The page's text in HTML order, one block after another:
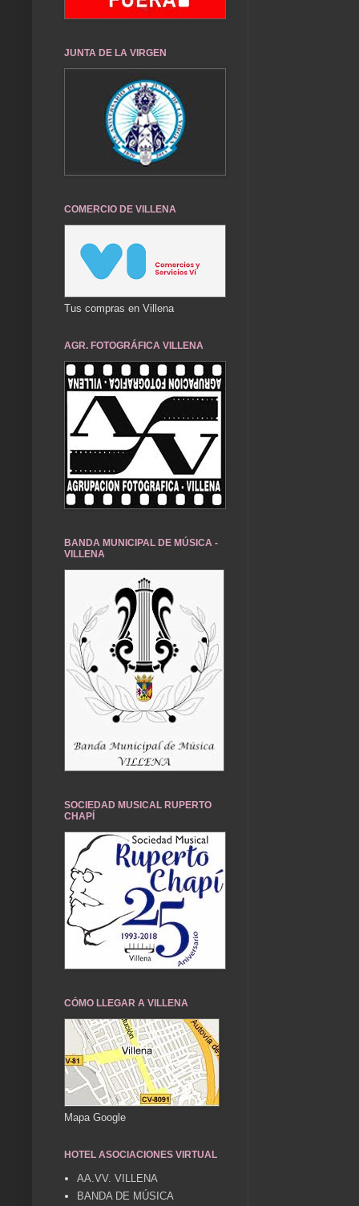
JUNTA DE LA VIRGEN
COMERCIO DE VILLENA
Tus compras en Villena
AGR. FOTOGRÁFICA VILLENA
BANDA MUNICIPAL DE MÚSICA -
VILLENA
SOCIEDAD MUSICAL RUPERTO
CHAPÍ
CÓMO LLEGAR A VILLENA
Mapa Google
HOTEL ASOCIACIONES VIRTUAL
AA.VV. VILLENA
BANDA DE MÚSICA